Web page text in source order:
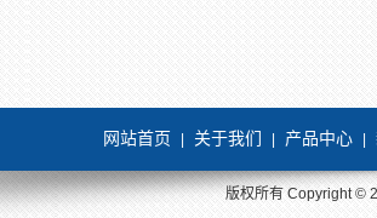
网站首页 关于我们 产品中心
版权所有 Copyright ©